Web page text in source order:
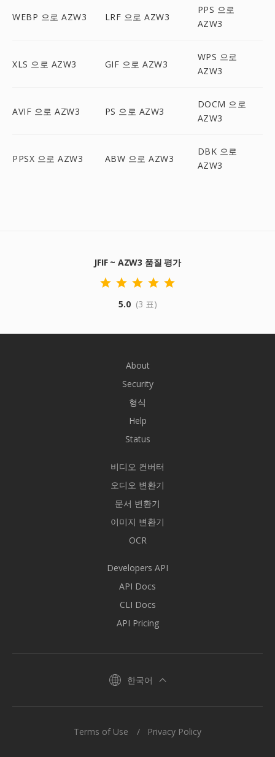
WEBP 으로 AZW3 LRF 으로 AZW3
PPS 으로
AZW3
XLS 으로 AZW3 GIF 으로 AZW3
WPS 으로
AZW3
AVIF 으로 AZW3 PS 으로 AZW3
DOCM 으로
AZW3
PPSX 으로 AZW3 ABW 으로 AZW3
DBK 으로
AZW3
JFIF ~ AZW3 품질 평가
5.0 (3 표)
About
Security
형식
Help
Status
비디오 컨버터
오디오 변환기
문서 변환기
이미지 변환기
OCR
Developers API
API Docs
CLI Docs
API Pricing
한국어
Terms of Use Privacy Policy